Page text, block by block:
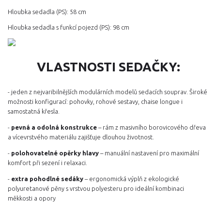
Hloubka sedadla (PS): 58 cm
Hloubka sedadla s funkcí pojezd (PS): 98 cm
VLASTNOSTI SEDAČKY:
- jeden z nejvaribilnějších modulárních modelů sedacích souprav. Široké
možnosti konfigurací: pohovky, rohové sestavy, chaise longue i
samostatná křesla.
- pevná a odolná konstrukce – rám z masivního borovicového dřeva
a vícevrstvého materiálu zajišťuje dlouhou životnost.
- polohovatelné opěrky hlavy – manuální nastavení pro maximální
komfort při sezení i relaxaci.
- extra pohodlné sedáky – ergonomická výplň z ekologické
polyuretanové pěny s vrstvou polyesteru pro ideální kombinaci
měkkosti a opory